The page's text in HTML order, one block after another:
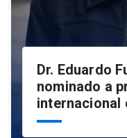
Dr. Eduardo
nominado a
internacional